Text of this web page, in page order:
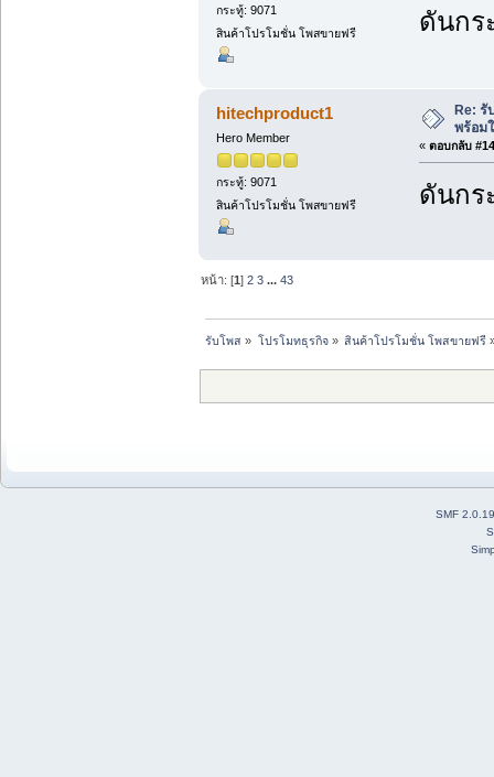
กระทู้: 9071
สินค้าโปรโมชั่น โพสขายฟรี
ดันก
hitechproduct1
Hero Member
กระทู้: 9071
สินค้าโปรโมชั่น โพสขายฟรี
Re: รั
พร้อม
« ตอบกลับ
ดันก
หน้า: [1]2 3 ...43
รับโพส » โปรโมทธุรกิจ» สินค้าโปรโมชั่น โพสขายฟรี
SMF 2.0.19